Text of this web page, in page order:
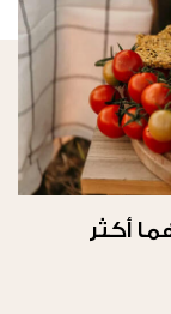
أكثر